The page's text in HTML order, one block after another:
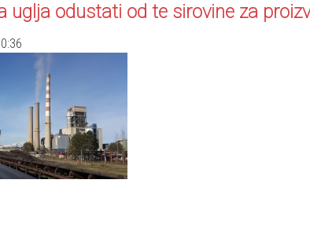
uglja odustati od te sirovine za